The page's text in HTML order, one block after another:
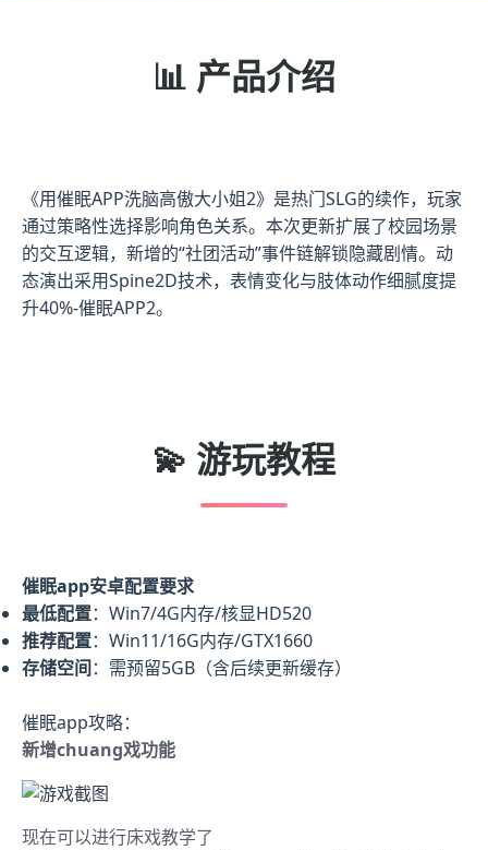
📊 产品介绍
《用催眠APP洗脑高傲大小姐2》是热门SLG的续作，玩家
通过策略性选择影响角色关系。本次更新扩展了校园场景
的交互逻辑，新增的“社团活动”事件链解锁隐藏剧情。动
态演出采用Spine2D技术，表情变化与肢体动作细腻度提
升40%-催眠APP2。
💫 游玩教程
催眠app安卓配置要求
​最低配置​​：Win7/4G内存/核显HD520
​推荐配置​​：Win11/16G内存/GTX1660
​存储空间​​：需预留5GB（含后续更新缓存）
催眠app攻略：
新增chuang戏功能
现在可以进行床戏教学了